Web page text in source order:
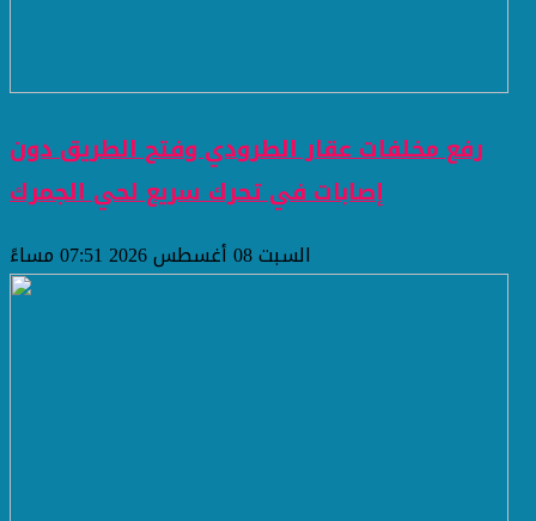
رفع مخلفات عقار الطرودي وفتح الطريق دون
إصابات في تحرك سريع لحي الجمرك
السبت 08 أغسطس 2026 07:51 مساءً